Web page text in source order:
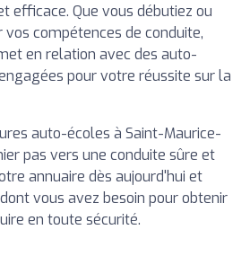
efficace. Que vous débutiez ou
compétences de conduite,
en relation avec des auto-
pour votre réussite sur la
auto-écoles à Saint-Maurice-
pas vers une conduite sûre et
annuaire dès aujourd'hui et
vous avez besoin pour obtenir
en toute sécurité.